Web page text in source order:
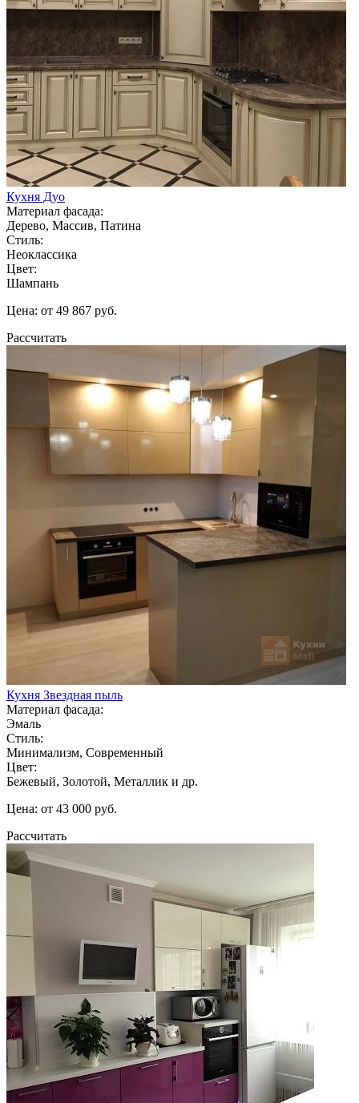
Кухня Дуо
Материал фасада:
Дерево, Массив, Патина
Стиль:
Неоклассика
Цвет:
Шампань
Цена: от 49 867 руб.
Рассчитать
Кухня Звездная пыль
Материал фасада:
Эмаль
Стиль:
Минимализм, Современный
Цвет:
Бежевый, Золотой, Металлик и др.
Цена: от 43 000 руб.
Рассчитать